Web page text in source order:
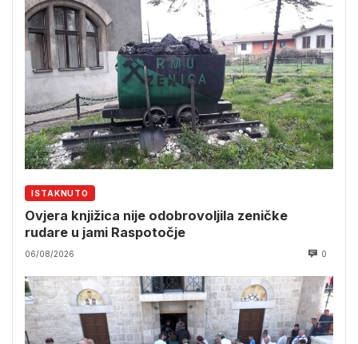
ISTAKNUTO
Ovjera knjižica nije odobrovoljila zeničke
rudare u jami Raspotočje
06/08/2026 0